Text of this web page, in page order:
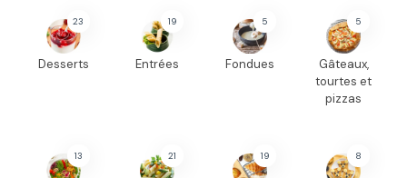
23
Desserts
19
Entrées
5
Fondues
5
Gâteaux,
tourtes et
pizzas
13 21 19 8